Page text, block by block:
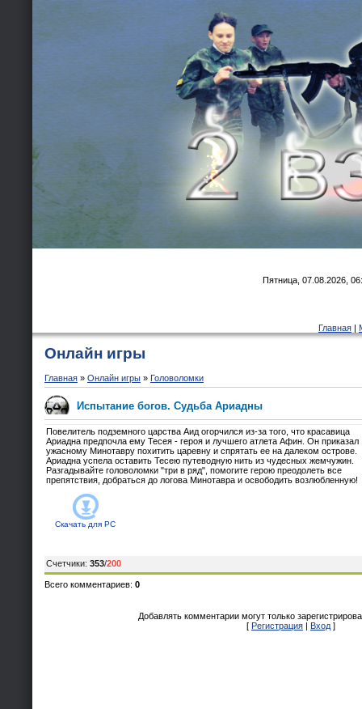
Пятница, 07.08.2026,
Главная
Онлайн игры
Главная » Онлайн игры » Головоломки
Испытание богов. Судьба Ариадны
Повелитель подземного царства Аид огорчился из-за того, что красавица
Ариадна предпочла ему Тесея - героя и лучшего атлета Афин. Он приказал
ужасному Минотавру похитить царевну и спрятать ее на далеком острове.
Ариадна успела оставить Тесею путеводную нить из чудесных жемчужин.
Разгадывайте головоломки "три в ряд", помогите герою преодолеть все
препятствия, добраться до логова Минотавра и освободить возлюбленную!
Скачать для PC
Счетчики: 353/200
Всего комментариев: 0
Добавлять комментарии могут только
[ Регистрация | Вход ]